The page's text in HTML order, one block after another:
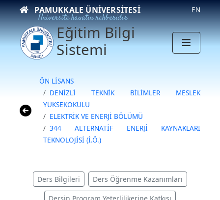
PAMUKKALE ÜNIVERSITESI
Üniversite hayatın rehberidir
EN
Eğitim Bilgi
Sistemi
ÖN LİSANS
DENİZLİ TEKNİK BİLİMLER MESLEK
YÜKSEKOKULU
ELEKTRİK VE ENERJİ BÖLÜMÜ
344 ALTERNATİF ENERJİ KAYNAKLARI
TEKNOLOJİSİ (İ.Ö.)
Ders Bilgileri Ders Öğrenme Kazanımları